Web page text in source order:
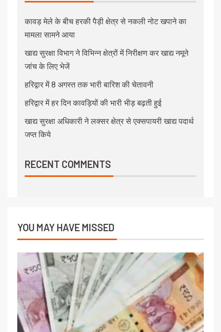
कावड़ मेले के बीच हरकी पैड़ी क्षेत्र से नकली नोट खपाने का
मामला सामने आया
खाद्य सुरक्षा विभाग ने विभिन्न क्षेत्रों में निरीक्षण कर खाद्य नमूने
जांच के लिए भेजें
हरिद्वार में 8 अगस्त तक भारी बारिश की चेतावनी
हरिद्वार में हर दिन कावड़ियों की भारी भीड़ बढ़ती हुई
खाद्य सुरक्षा अधिकारी ने लक्सर क्षेत्र से एक्सपायरी खाद्य पदार्थ
जप्त किये
RECENT COMMENTS
YOU MAY HAVE MISSED